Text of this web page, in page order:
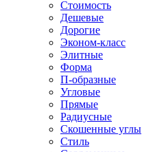
Стоимость
Дешевые
Дорогие
Эконом-класс
Элитные
Форма
П-образные
Угловые
Прямые
Радиусные
Скошенные углы
Стиль